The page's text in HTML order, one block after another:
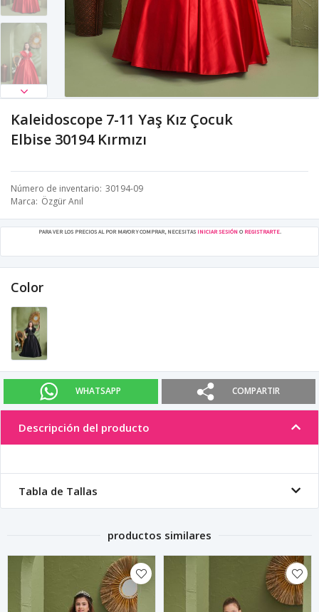
Kaleidoscope 7-11 Yaş Kız Çocuk
Elbise 30194 Kırmızı
Número de inventario 30194-09
Marca Özgür Anıl
PARA VER LOS PRECIOS AL POR MAYOR Y COMPRAR, NECESITAS INICIAR SESIÓNO REGISTRARTE.
Color
WHATSAPP COMPARTIR
Descripción del producto
Tabla de Tallas
productos similares